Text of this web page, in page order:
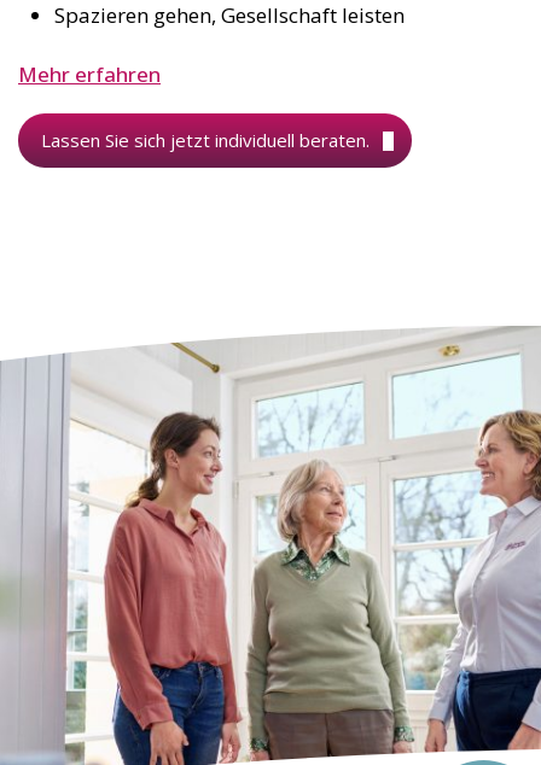
Spazieren gehen, Gesellschaft leisten
Mehr erfahren
Lassen Sie sich jetzt individuell beraten.